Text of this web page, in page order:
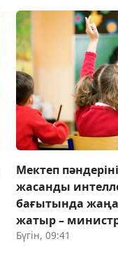
Мектеп
жасанды
бағытында
жатыр –
Бүгін, 09:41